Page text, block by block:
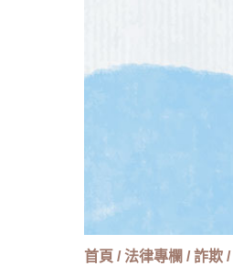
首頁 /法律專欄 /詐欺 /